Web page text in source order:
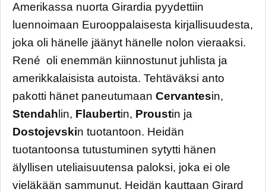
Amerikassa nuorta Girardia pyydettiin
luennoimaan Eurooppalaisesta kirjallisuudesta,
joka oli hänelle jäänyt hänelle nolon vieraaksi.
René oli enemmän kiinnostunut juhlista ja
amerikkalaisista autoista. Tehtäväksi anto
pakotti hänet paneutumaan Cervantesin,
Stendah lin, Flaubertin, Proustin ja
Dostojevskin tuotantoon. Heidän
tuotantoonsa tutustuminen sytytti hänen
älyllisen uteliaisuutensa paloksi, joka ei ole
vieläkään sammunut. Heidän kauttaan Girard